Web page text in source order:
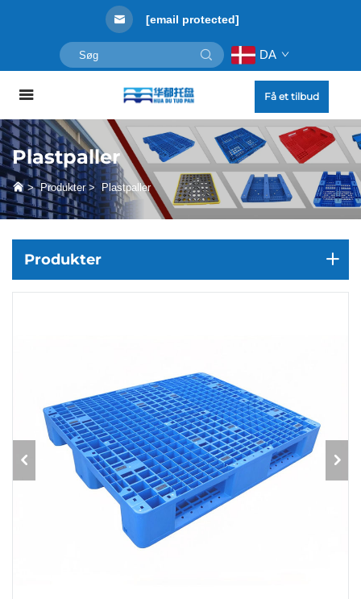
[email protected]
DA
Få et tilbud
Plastpaller
>Produkter>Plastpaller
Produkter